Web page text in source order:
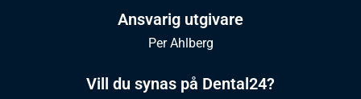
Ansvarig utgivare
Per Ahlberg
Vill du synas på Dental24?